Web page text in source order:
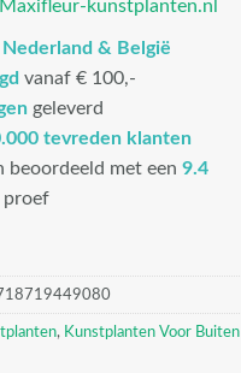
Maxifleur-kunstplanten.nl
Nederland & België
vanaf € 100,-
geleverd
tevreden klanten
beoordeeld met een 9.4
proef
, Kunstplanten Voor Buiten